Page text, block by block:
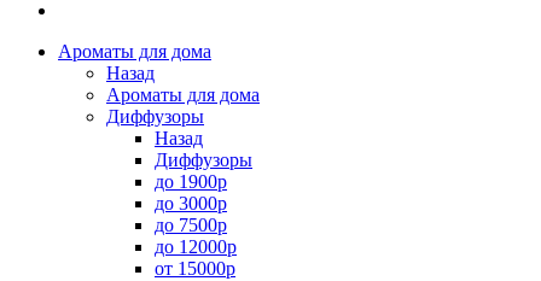
Ароматы для дома
Назад
Ароматы для дома
Диффузоры
Назад
Диффузоры
до 1900р
до 3000р
до 7500р
до 12000р
от 15000р